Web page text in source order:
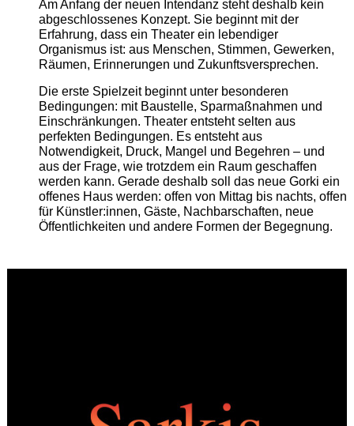
Am Anfang der neuen Intendanz steht deshalb kein
abgeschlossenes Konzept. Sie beginnt mit der
Erfahrung, dass ein Theater ein lebendiger
Organismus ist: aus Menschen, Stimmen, Gewerken,
Räumen, Erinnerungen und Zukunftsversprechen.
Die erste Spielzeit beginnt unter besonderen
Bedingungen: mit Baustelle, Sparmaßnahmen und
Einschränkungen. Theater entsteht selten aus
perfekten Bedingungen. Es entsteht aus
Notwendigkeit, Druck, Mangel und Begehren – und
aus der Frage, wie trotzdem ein Raum geschaffen
werden kann. Gerade deshalb soll das neue Gorki ein
offenes Haus werden: offen von Mittag bis nachts, offen
für Künstler:innen, Gäste, Nachbarschaften, neue
Öffentlichkeiten und andere Formen der Begegnung.